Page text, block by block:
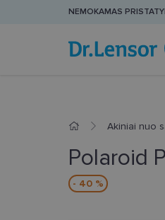
NEMOKAMAS
Akiniai nuo
Polaroid
- 40 %